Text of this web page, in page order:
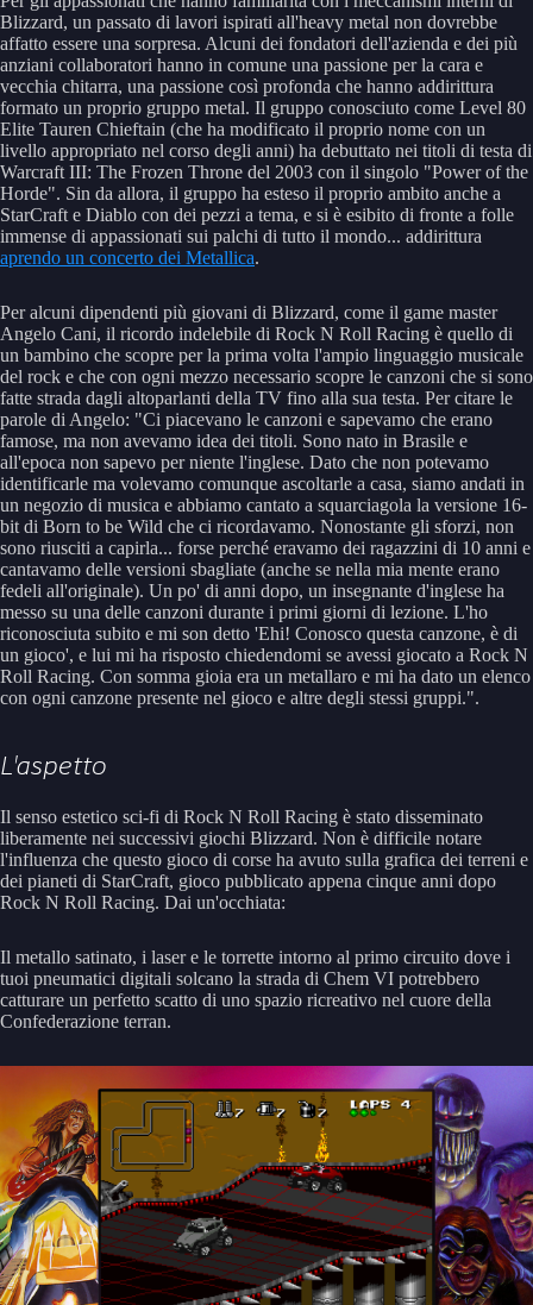
Blizzard, un passato di lavori ispirati all'heavy metal non dovrebbe
affatto essere una sorpresa. Alcuni dei fondatori dell'azienda e dei più
anziani collaboratori hanno in comune una passione per la cara e
vecchia chitarra, una passione così profonda che hanno addirittura
formato un proprio gruppo metal. Il gruppo conosciuto come Level 80
Elite Tauren Chieftain (che ha modificato il proprio nome con un
livello appropriato nel corso degli anni) ha debuttato nei titoli di testa di
Warcraft III: The Frozen Throne del 2003 con il singolo "Power of the
Horde". Sin da allora, il gruppo ha esteso il proprio ambito anche a
StarCraft e Diablo con dei pezzi a tema, e si è esibito di fronte a folle
immense di appassionati sui palchi di tutto il mondo... addirittura
aprendo un concerto dei Metallica.
Per alcuni dipendenti più giovani di Blizzard, come il game master
Angelo Cani, il ricordo indelebile di Rock N Roll Racing è quello di
un bambino che scopre per la prima volta l'ampio linguaggio musicale
del rock e che con ogni mezzo necessario scopre le canzoni che si sono
fatte strada dagli altoparlanti della TV fino alla sua testa. Per citare le
parole di Angelo: "Ci piacevano le canzoni e sapevamo che erano
famose, ma non avevamo idea dei titoli. Sono nato in Brasile e
all'epoca non sapevo per niente l'inglese. Dato che non potevamo
identificarle ma volevamo comunque ascoltarle a casa, siamo andati in
un negozio di musica e abbiamo cantato a squarciagola la versione 16-
bit di Born to be Wild che ci ricordavamo. Nonostante gli sforzi, non
sono riusciti a capirla... forse perché eravamo dei ragazzini di 10 anni e
cantavamo delle versioni sbagliate (anche se nella mia mente erano
fedeli all'originale). Un po' di anni dopo, un insegnante d'inglese ha
messo su una delle canzoni durante i primi giorni di lezione. L'ho
riconosciuta subito e mi son detto 'Ehi! Conosco questa canzone, è di
un gioco', e lui mi ha risposto chiedendomi se avessi giocato a Rock N
Roll Racing. Con somma gioia era un metallaro e mi ha dato un elenco
con ogni canzone presente nel gioco e altre degli stessi gruppi.".
L'aspetto
Il senso estetico sci-fi di Rock N Roll Racing è stato disseminato
liberamente nei successivi giochi Blizzard. Non è difficile notare
l'influenza che questo gioco di corse ha avuto sulla grafica dei terreni e
dei pianeti di StarCraft, gioco pubblicato appena cinque anni dopo
Rock N Roll Racing. Dai un'occhiata:
Il metallo satinato, i laser e le torrette intorno al primo circuito dove i
tuoi pneumatici digitali solcano la strada di Chem VI potrebbero
catturare un perfetto scatto di uno spazio ricreativo nel cuore della
Confederazione terran.